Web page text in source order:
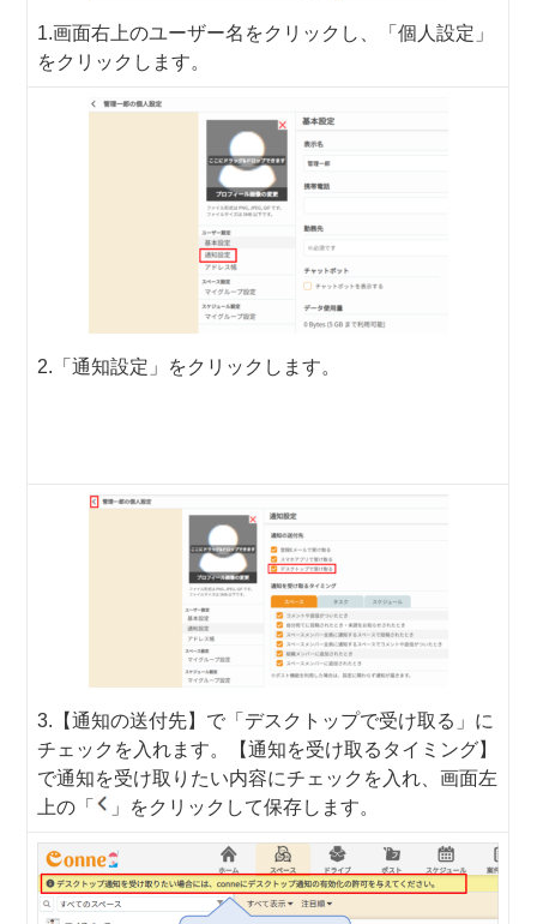
1.画面右上のユーザー名をクリックし、「個人設定」
をクリックします。
2.「通知設定」をクリックします。
3.【通知の送付先】で「デスクトップで受け取る」に
チェックを入れます。【通知を受け取るタイミング】
で通知を受け取りたい内容にチェックを入れ、画面左
上の「
」をクリックして保存します。